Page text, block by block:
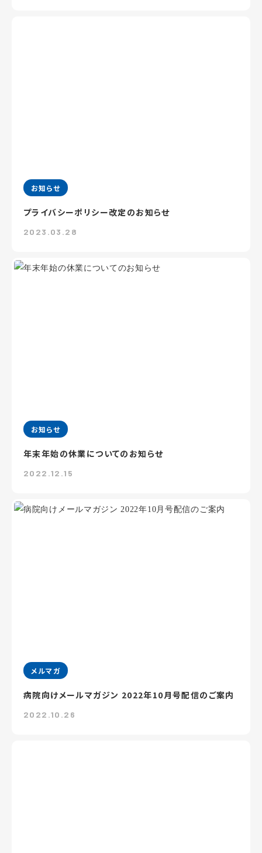
お知らせ
プライバシーポリシー改定のお知らせ
2023.03.28
お知らせ
年末年始の休業についてのお知らせ
2022.12.15
メルマガ
病院向けメールマガジン 2022年10月号配信のご案内
2022.10.26